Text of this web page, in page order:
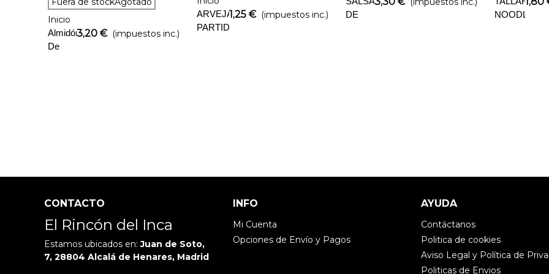
Inicio
Almidón
De
3,20 € (impuestos inc.)
ARVEJA
PARTIDA
1,25 € (impuestos inc.)
DE
NOODLE
CONTACTO
El Rincón del Inca
Estamos ubicados en:Juan de Soto,
7, 28804 Alcalá de Henares, Madrid
INFO
Mi Cuenta
Opciones de Envío y Pagos
AYUDA
Contáctanos
Politica de cookies
Aviso Legal y Política de
Politicas de Envios